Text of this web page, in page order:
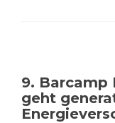
9. Barcamp
geht